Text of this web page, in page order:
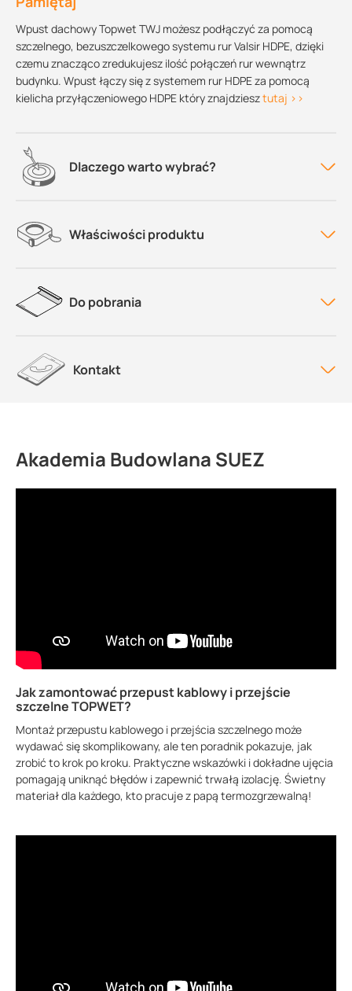
Wpust dachowy Topwet TWJ możesz podłączyć za pomocą
szczelnego, bezuszczelkowego systemu rur Valsir HDPE, dzięki
czemu znacząco zredukujesz ilość połączeń rur wewnątrz
budynku. Wpust łączy się z systemem rur HDPE za pomocą
kielicha przyłączeniowego HDPE który znajdziesztutaj >>
Dlaczego warto wybrać?
Właściwości produktu
Do pobrania
Kontakt
Akademia Budowlana SUEZ
Jak zamontować przepust kablowy i przejście
szczelne TOPWET?
Montaż przepustu kablowego i przejścia szczelnego może
wydawać się skomplikowany, ale ten poradnik pokazuje, jak
zrobić to krok po kroku. Praktyczne wskazówki i dokładne ujęcia
pomagają uniknąć błędów i zapewnić trwałą izolację. Świetny
materiał dla każdego, kto pracuje z papą termozgrzewalną!